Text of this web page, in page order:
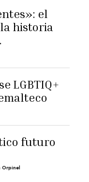
el
historia
LGBTIQ+
futuro
Orpinel